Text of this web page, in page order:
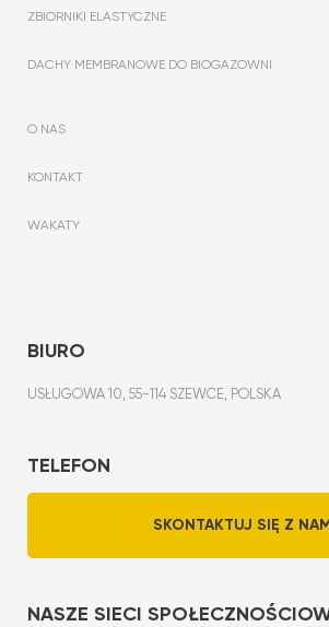
ZBIORNIKI ELASTYCZNE
DACHY MEMBRANOWE DO BIOGAZOWNI
O NAS
KONTAKT
WAKATY
BIURO
USŁUGOWA 10, 55-114 SZEWCE, POLSKA
TELEFON
SKONTAKTUJ SIĘ Z
NASZE SIECI